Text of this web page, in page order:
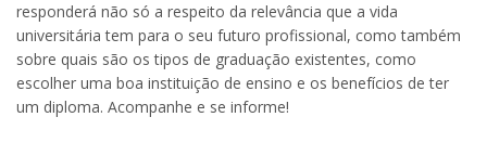
responderá não só a respeito da relevância que a vida
universitária tem para o seu futuro profissional, como também
sobre quais são os tipos de graduação existentes, como
escolher uma boa instituição de ensino e os benefícios de ter
um diploma. Acompanhe e se informe!